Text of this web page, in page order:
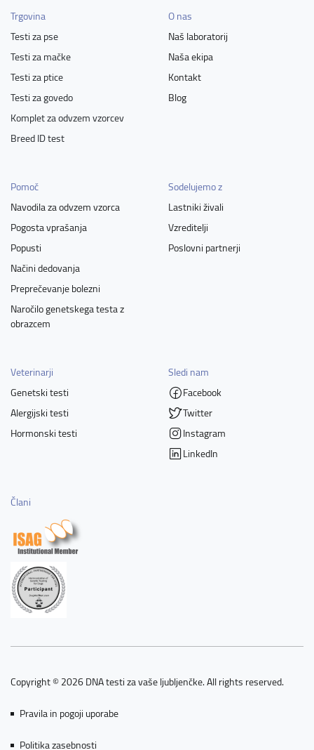
Trgovina
Testi za pse
Testi za mačke
Testi za ptice
Testi za govedo
Komplet za odvzem vzorcev
Breed ID test
O nas
Naš laboratorij
Naša ekipa
Kontakt
Blog
Pomoč
Navodila za odvzem vzorca
Pogosta vprašanja
Popusti
Načini dedovanja
Preprečevanje bolezni
Naročilo genetskega testa z
obrazcem
Sodelujemo z
Lastniki živali
Vzreditelji
Poslovni partnerji
Veterinarji
Genetski testi
Alergijski testi
Hormonski testi
Sledi nam
Facebook
Twitter
Instagram
LinkedIn
Člani
Copyright © 2026 DNA testi za vaše ljubljenčke. All rights reserved.
Pravila in pogoji uporabe
Politika zasebnosti